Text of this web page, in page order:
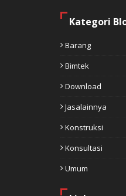
Kategori
Barang
Bimtek
Download
Jasalainnya
Konstruksi
Konsultasi
Umum